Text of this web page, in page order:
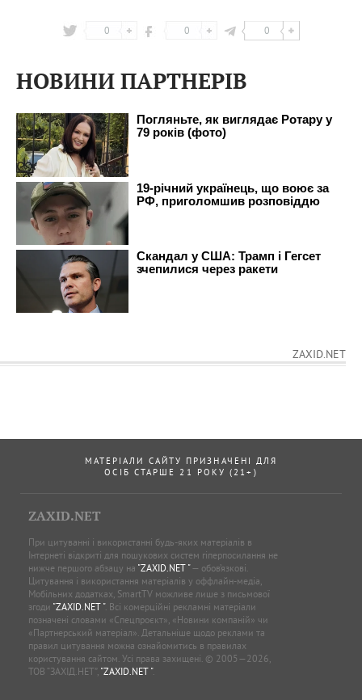
0 0 0
НОВИНИ ПАРТНЕРІВ
ZAXID.NET
МАТЕРІАЛИ САЙТУ ПРИЗНАЧЕНІ ДЛЯ
ОСІБ СТАРШЕ 21 РОКУ (21+)
ZAXID.NET
При цитуванні і використанні будь-яких матеріалів в
Інтернеті відкриті для пошукових систем гіперпосилання не
нижче першого абзацу на "ZAXID.NET "— обов’язкові.
Цитування і використання матеріалів у оффлайн-медіа,
Мобільних додатках, SmartTV можливе лише з письмової
згоди "ZAXID.NET ". Всі комерційні рекламні матеріали
позначені словами «Спецпроєкт», «Новини компаній» чи
«Партнерський матеріал». Детальніше щодо реклами та
правил цитування можна ознайомитись в правилах
користування сайтом. Усі права захищені. © 2005—2026,
ТОВ “ЗАХІД.НЕТ”, "ZAXID.NET ".